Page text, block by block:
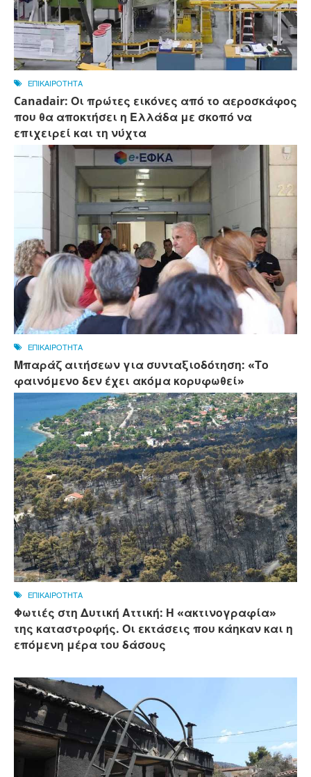
ΕΠΙΚΑΙΡΟΤΗΤΑ
Canadair: Οι πρώτες εικόνες από το αεροσκάφος
που θα αποκτήσει η Ελλάδα με σκοπό να
επιχειρεί και τη νύχτα
ΕΠΙΚΑΙΡΟΤΗΤΑ
Μπαράζ αιτήσεων για συνταξιοδότηση: «Το
φαινόμενο δεν έχει ακόμα κορυφωθεί»
ΕΠΙΚΑΙΡΟΤΗΤΑ
Φωτιές στη Δυτική Αττική: Η «ακτινογραφία»
της καταστροφής. Οι εκτάσεις που κάηκαν και η
επόμενη μέρα του δάσους